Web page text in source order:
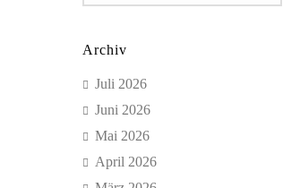
Archiv
Juli 2026
Juni 2026
Mai 2026
April 2026